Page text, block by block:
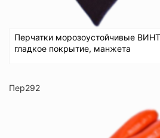
Перчатки морозоустойчивые
гладкое покрытие, манжета
Пер292